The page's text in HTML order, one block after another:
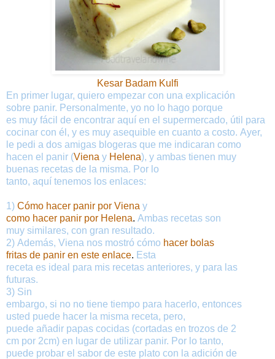
Kesar Badam Kulfi
En primer lugar, quiero empezar con una explicación
sobre panir. Personalmente, yo no lo hago porque
es muy fácil de encontrar aquí en el supermercado, útil para
cocinar con él , y es muy asequible en cuanto a costo. Ayer,
le pedi a dos amigas blogeras que me indicaran como
hacen el panir (Viena y Helena), y ambas tienen muy
buenas recetas de la misma. Por lo
tanto, aquí tenemos los enlaces:
1 ) Cómo hacer panir por Viena y
como hacer panir por Helena. Ambas recetas son
muy similares, con gran resultado.
2) Además, Viena nos mostró cómo hacer bolas
fritas de panir en este enlace. Esta
receta es ideal para mis recetas anteriores, y para las
futuras.
3) Sin
embargo, si no no tiene tiempo para hacerlo, entonces
usted puede hacer la misma receta, pero,
puede añadir papas cocidas (cortadas en trozos de 2
cm por 2cm) en lugar de utilizar panir. Por lo tanto,
puede probar el sabor de este plato con la adición de